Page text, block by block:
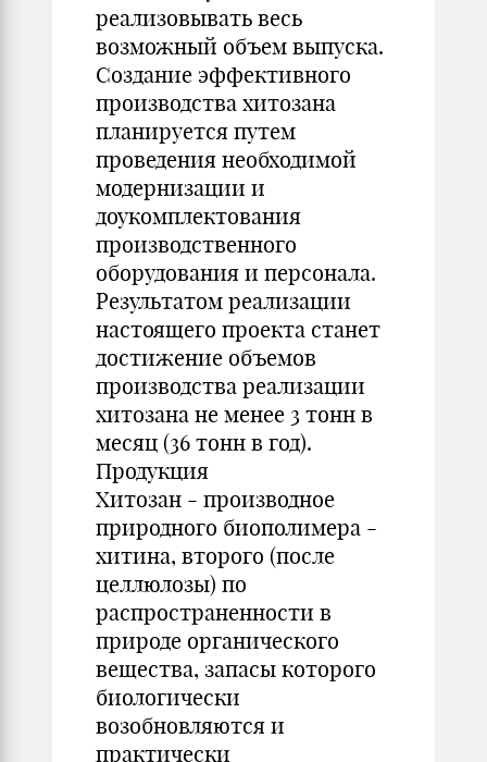
реализовывать весь
возможный объем выпуска.
Создание эффективного
производства хитозана
планируется путем
проведения необходимой
модернизации и
доукомплектования
производственного
оборудования и персонала.
Результатом реализации
настоящего проекта станет
достижение объемов
производства реализации
хитозана не менее 3 тонн в
месяц (36 тонн в год).
Продукция
Хитозан - производное
природного биополимера -
хитина, второго (после
целлюлозы) по
распространенности в
природе органического
вещества, запасы которого
биологически
возобновляются и
практически